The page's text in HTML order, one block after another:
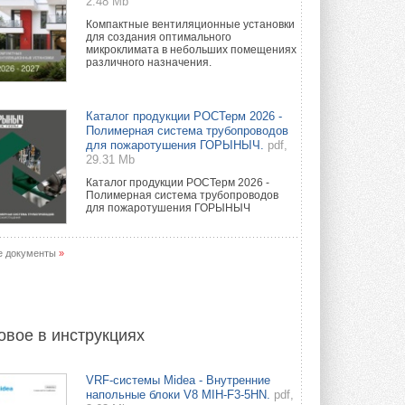
Компактные вентиляционные установки
для создания оптимального
микроклимата в небольших помещениях
различного назначения.
Каталог продукции РОСТерм 2026 -
Полимерная система трубопроводов
для пожаротушения ГОРЫНЫЧ.
pdf,
29.31 Mb
Каталог продукции РОСТерм 2026 -
Полимерная система трубопроводов
для пожаротушения ГОРЫНЫЧ
документы »
в инструкциях
VRF-системы Midea - Внутренние
напольные блоки V8 MIH-F3-5HN. pdf,